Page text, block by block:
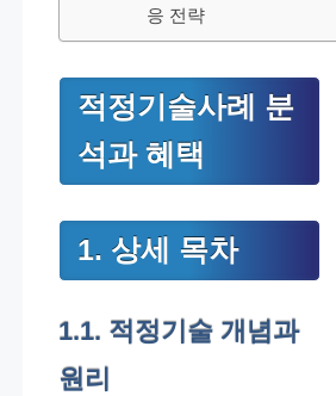
응 전략
적정기술사례 분
석과 혜택
1. 상세 목차
1.1. 적정기술 개념과
원리